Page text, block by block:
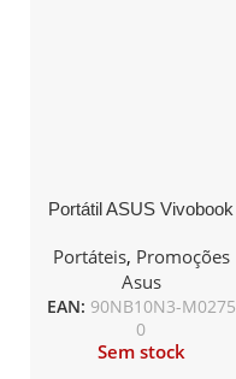
Portátil ASUS Vivobook
/ 1TB / 16″ WUXGA 7 /
Sem Sistema Operativo
– F1605VA-53BLHDPS1
Portáteis, Promoções
Asus
EAN: 90NB10N3-M0275
0
Sem stock